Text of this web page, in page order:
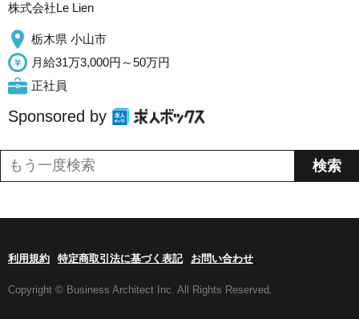
株式会社Le Lien
栃木県 小山市
月給31万3,000円～50万円
正社員
Sponsored by
利用規約 特定商取引法に基づく表記 お問い合わせ
Copyright © Business Architect Inc. All Rights Reserved.